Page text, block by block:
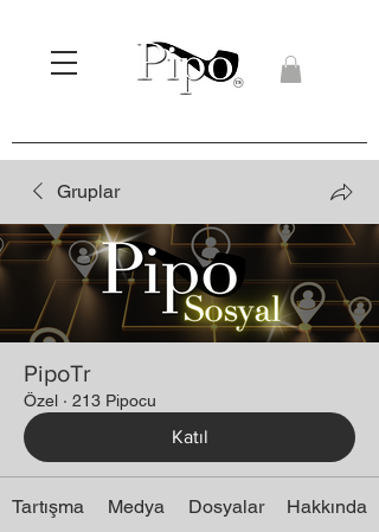
Gruplar
PipoTr
Özel · 213 Pipocu
Katıl
Tartışma Medya Dosyalar Hakkında